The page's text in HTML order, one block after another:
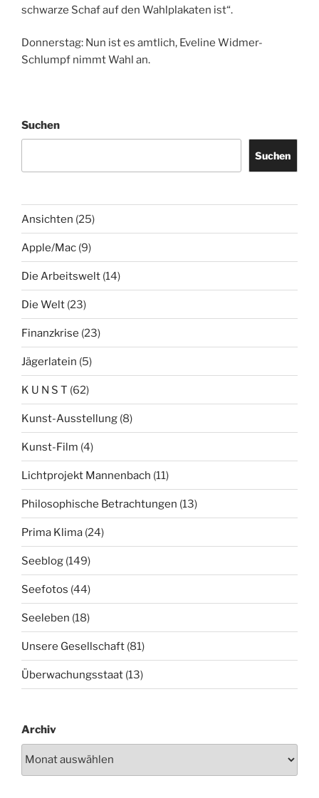
schwarze Schaf auf den Wahlplakaten ist“.
Donnerstag: Nun ist es amtlich, Eveline Widmer-
Schlumpf nimmt Wahl an.
Suchen
Suchen
Ansichten (25)
Apple/Mac (9)
Die Arbeitswelt (14)
Die Welt (23)
Finanzkrise (23)
Jägerlatein (5)
K U N S T (62)
Kunst-Ausstellung (8)
Kunst-Film (4)
Lichtprojekt Mannenbach (11)
Philosophische Betrachtungen (13)
Prima Klima (24)
Seeblog (149)
Seefotos (44)
Seeleben (18)
Unsere Gesellschaft (81)
Überwachungsstaat (13)
Archiv